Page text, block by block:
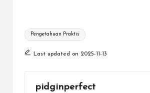
Tags:
Pengetahuan Praktis
Last updated on 2025-11-13
pidginperfect